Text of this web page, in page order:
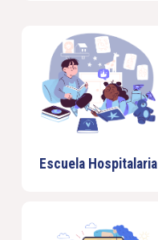
Escuela Hospitalaria